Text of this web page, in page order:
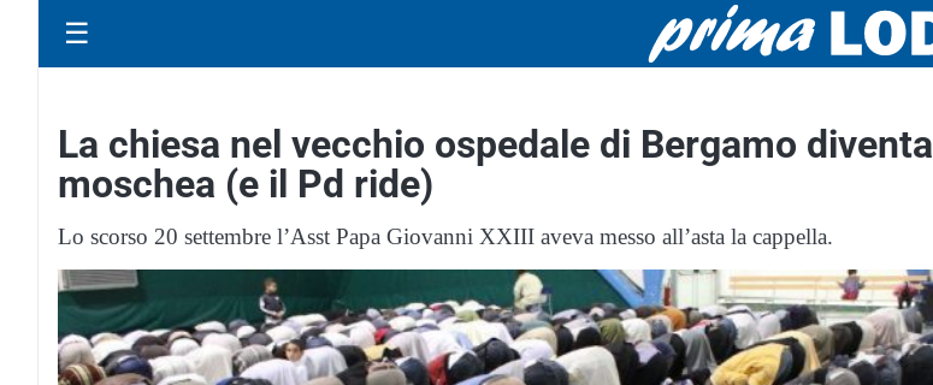
☰
La chiesa nel vecchio ospedale di Bergamo diventa
moschea (e il Pd ride)
Lo scorso 20 settembre l’Asst Papa Giovanni XXIII aveva messo all’asta la cappella.